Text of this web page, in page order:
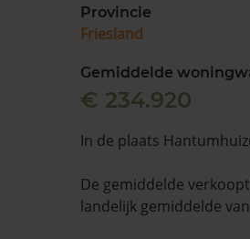
Provincie
Friesland
Gemiddelde
€ 234.920
In de plaats
De gemiddelde
landelijk gemiddelde